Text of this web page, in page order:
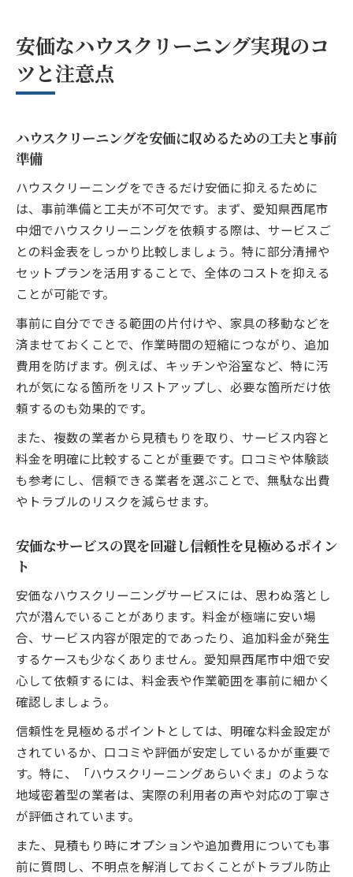
安価なハウスクリーニング実現のコ
ツと注意点
ハウスクリーニングを安価に収めるための工夫と事前
準備
ハウスクリーニングをできるだけ安価に抑えるために
は、事前準備と工夫が不可欠です。まず、愛知県西尾市
中畑でハウスクリーニングを依頼する際は、サービスご
との料金表をしっかり比較しましょう。特に部分清掃や
セットプランを活用することで、全体のコストを抑える
ことが可能です。
事前に自分でできる範囲の片付けや、家具の移動などを
済ませておくことで、作業時間の短縮につながり、追加
費用を防げます。例えば、キッチンや浴室など、特に汚
れが気になる箇所をリストアップし、必要な箇所だけ依
頼するのも効果的です。
また、複数の業者から見積もりを取り、サービス内容と
料金を明確に比較することが重要です。口コミや体験談
も参考にし、信頼できる業者を選ぶことで、無駄な出費
やトラブルのリスクを減らせます。
安価なサービスの罠を回避し信頼性を見極めるポイン
ト
安価なハウスクリーニングサービスには、思わぬ落とし
穴が潜んでいることがあります。料金が極端に安い場
合、サービス内容が限定的であったり、追加料金が発生
するケースも少なくありません。愛知県西尾市中畑で安
心して依頼するには、料金表や作業範囲を事前に細かく
確認しましょう。
信頼性を見極めるポイントとしては、明確な料金設定が
されているか、口コミや評価が安定しているかが重要で
す。特に、「ハウスクリーニングあらいぐま」のような
地域密着型の業者は、実際の利用者の声や対応の丁寧さ
が評価されています。
また、見積もり時にオプションや追加費用についても事
前に質問し、不明点を解消しておくことがトラブル防止